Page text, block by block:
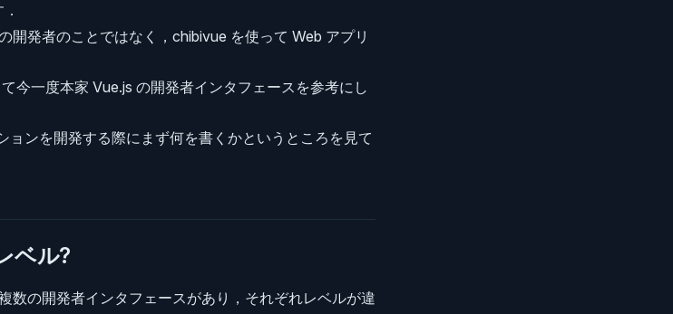
開発者のことではなく，chibivue を使って Web アプリ
今一度本家 Vue.js の開発者インタフェースを参考にし
ョンを開発する際にまず何を書くかというところを見て
ベル?
数の開発者インタフェースがあり，それぞれレベルが違